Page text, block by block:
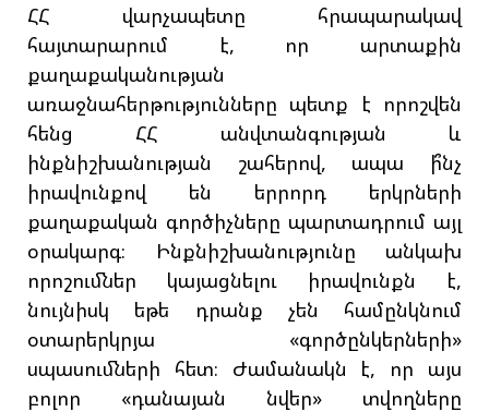
ՀՀ վարչապետը հրապարակավ
հայտարարում է, որ արտաքին
քաղաքականության
առաջնահերթությունները պետք է որոշվեն
հենց ՀՀ անվտանգության և
ինքնիշխանության շահերով, ապա ի՞նչ
իրավունքով են երրորդ երկրների
քաղաքական գործիչները պարտադրում այլ
օրակարգ։ Ինքնիշխանությունը անկախ
որոշումներ կայացնելու իրավունքն է,
նույնիսկ եթե դրանք չեն համընկնում
օտարերկրյա «գործընկերների»
սպասումների հետ։ Ժամանակն է, որ այս
բոլոր «դանայան նվեր» տվողները